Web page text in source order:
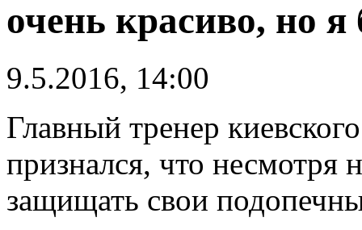
очень красиво, но
9.5.2016, 14:00
Главный тренер
признался, что несмотря
защищать свои